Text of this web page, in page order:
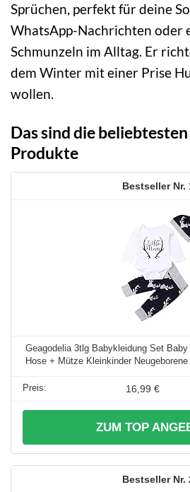
Sprüchen, perfekt für deine
WhatsApp-Nachrichten oder
Schmunzeln im Alltag. Er
dem Winter mit einer Prise
wollen.
Das sind die
Produkte
Geagodelia 3tlg Babykleidung Set
Hose + Mütze Kleinkinder Neugeborene
16,99 €
ZUM TOP